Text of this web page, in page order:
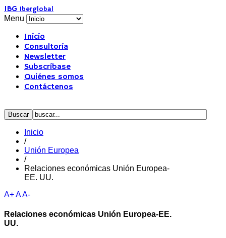
IBG Iberglobal
Menu
Inicio
Consultoría
Newsletter
Subscríbase
Quiénes somos
Contáctenos
Inicio
/
Unión Europea
/
Relaciones económicas Unión Europea-
EE. UU.
A+AA-
Relaciones económicas Unión Europea-EE.
UU.